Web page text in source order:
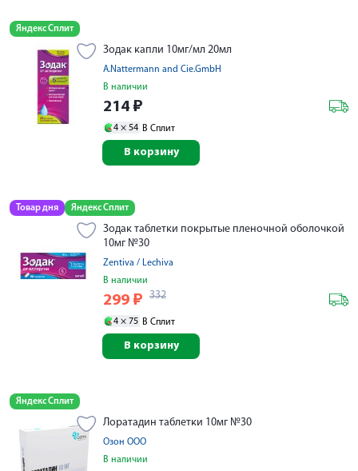
Яндекс Сплит
Зодак капли 10мг/мл 20мл
A.Nattermann and Cie.GmbH
В наличии
214 ₽
4 × 54 В Сплит
В корзину
Товар дня Яндекс Сплит
Зодак таблетки покрытые пленочной оболочкой
10мг №30
Zentiva / Lechiva
В наличии
299 ₽ 332
4 × 75 В Сплит
В корзину
Яндекс Сплит
Лоратадин таблетки 10мг №30
Озон ООО
В наличии